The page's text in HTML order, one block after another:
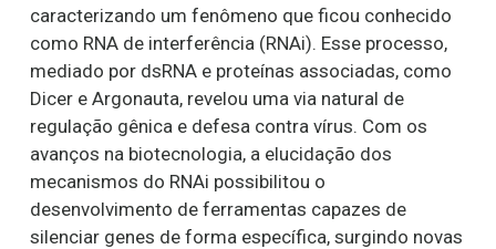
caracterizando um fenômeno que ficou conhecido
como RNA de interferência (RNAi). Esse processo,
mediado por dsRNA e proteínas associadas, como
Dicer e Argonauta, revelou uma via natural de
regulação gênica e defesa contra vírus. Com os
avanços na biotecnologia, a elucidação dos
mecanismos do RNAi possibilitou o
desenvolvimento de ferramentas capazes de
silenciar genes de forma específica, surgindo novas